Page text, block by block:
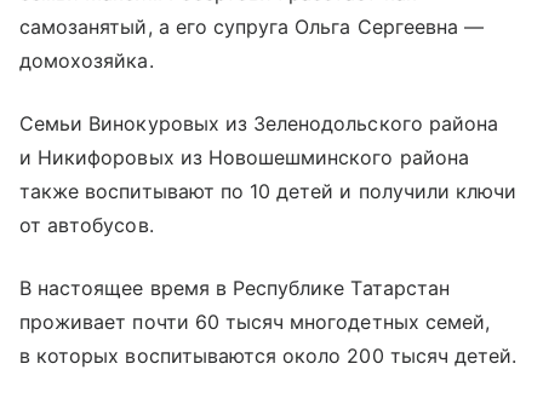
самозанятый, а его супруга Ольга Сергеевна —
домохозяйка.
Семьи Винокуровых из Зеленодольского района
и Никифоровых из Новошешминского района
также воспитывают по 10 детей и получили ключи
от автобусов.
В настоящее время в Республике Татарстан
проживает почти 60 тысяч многодетных семей,
в которых воспитываются около 200 тысяч детей.